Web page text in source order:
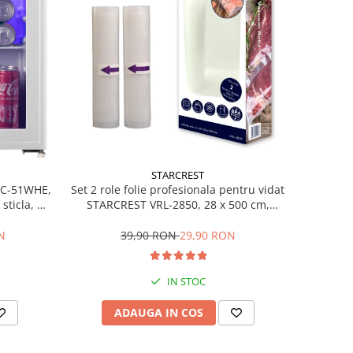
51WHE,
H
STARCREST
Set 2 role folie profesionala pentru vidat
STARCREST VRL-2850, 28 x 500 cm,
lavabile in masina de spalat, fara BPA,
transparent
39,90 RON29,90 RON
IN STOC
ADAUGA IN COS